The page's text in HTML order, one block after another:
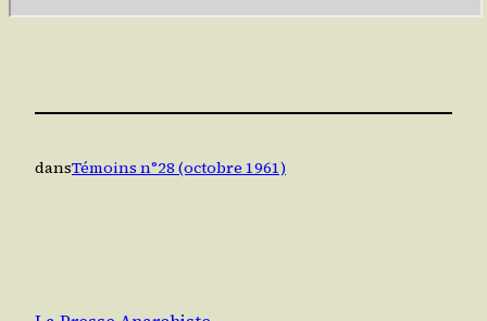
dansTémoins n°28 (octobre 1961)